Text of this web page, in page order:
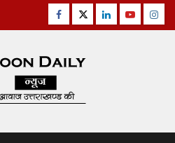
Facebook
TwitterLinkedinYoutube